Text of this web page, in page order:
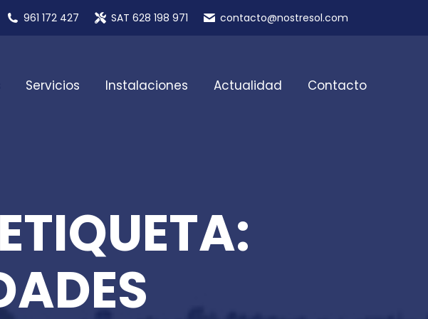
961 172 427 SAT 628 198 971 contacto@nostresol.com
Servicios Instalaciones Actualidad Contacto